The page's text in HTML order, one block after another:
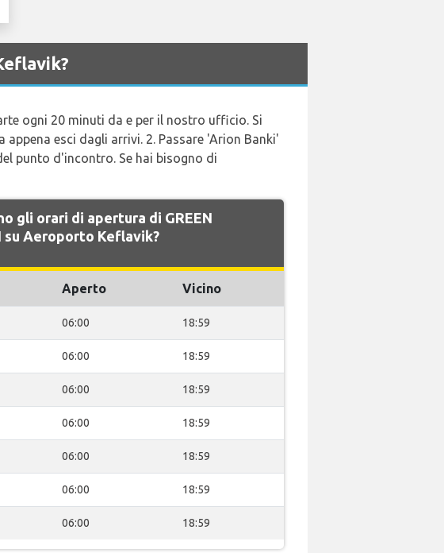
ogni 20 minuti da e per il nostro ufficio. Si
esci dagli arrivi. 2. Passare 'Arion Banki'
punto d'incontro. Se hai bisogno di
gli orari di apertura di GREEN
su Aeroporto Keflavik?
Aperto Vicino
06:00 18:59
06:00 18:59
06:00 18:59
06:00 18:59
06:00 18:59
06:00 18:59
06:00 18:59